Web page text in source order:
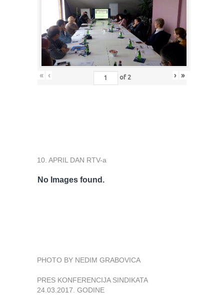
« ‹ of 2 › »
10. APRIL DAN RTV-a
No Images found.
PHOTO BY NEDIM GRABOVICA
PRES KONFERENCIJA SINDIKATA
24.03.2017. GODINE